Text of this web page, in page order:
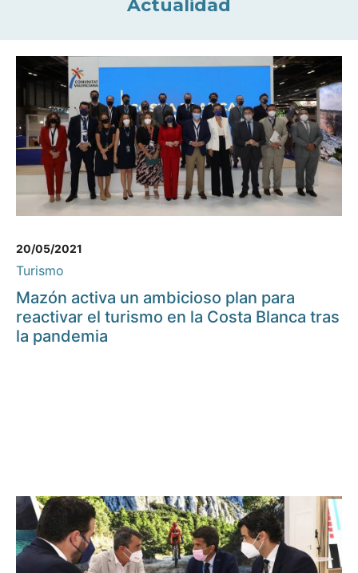
Actualidad
20/05/2021
Turismo
Mazón activa un ambicioso plan para
reactivar el turismo en la Costa Blanca tras
la pandemia